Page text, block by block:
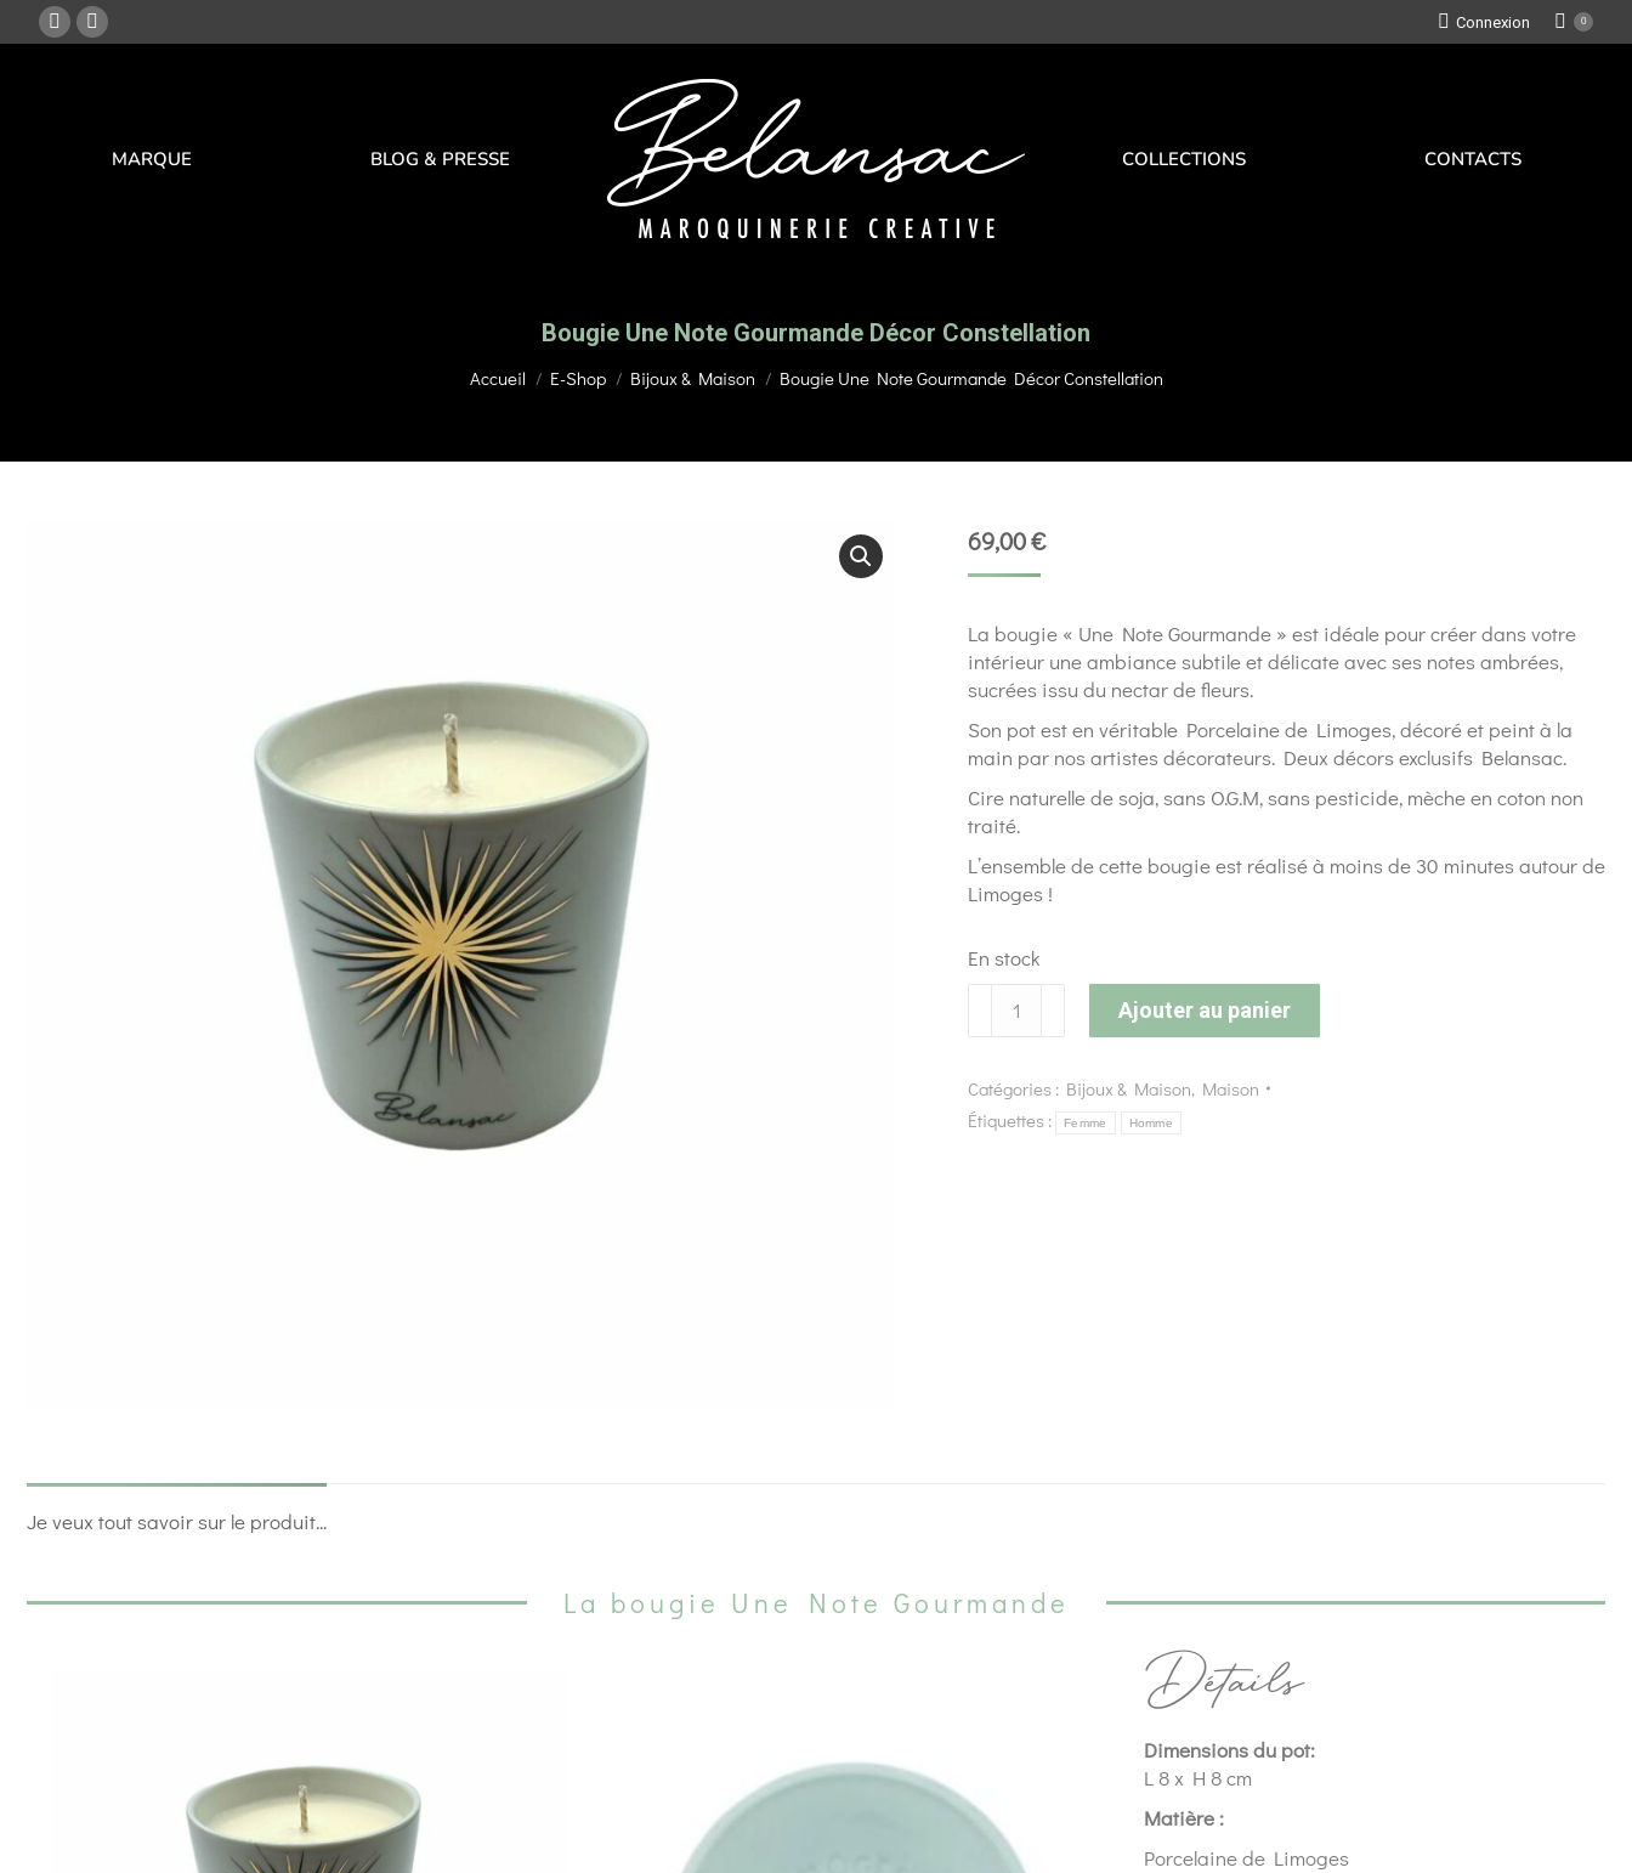
Connexion 0
MARQUE BLOG & PRESSE COLLECTIONS CONTACTS
Bougie Une Note Gourmande Décor Constellation
Vous êtes ici :
Accueil E-Shop Bijoux & Maison Bougie Une Note Gourmande Décor Constellation
69,00€
La bougie « Une Note Gourmande » est idéale pour créer dans votre
intérieur une ambiance subtile et délicate avec ses notes ambrées,
sucrées issu du nectar de fleurs.
Son pot est en véritable Porcelaine de Limoges, décoré et peint à la
main par nos artistes décorateurs. Deux décors exclusifs Belansac.
Cire naturelle de soja, sans O.G.M, sans pesticide, mèche en coton non
traité.
L’ensemble de cette bougie est réalisé à moins de 30 minutes autour de
Limoges !
En stock
Ajouter au panier
Catégories : Bijoux & Maison, Maison
Étiquettes :
Femme Homme
Je veux tout savoir sur le produit...
La bougie Une Note Gourmande
Détails
Dimensions du pot:
L 8 x H 8 cm
Matière :
Porcelaine de Limoges